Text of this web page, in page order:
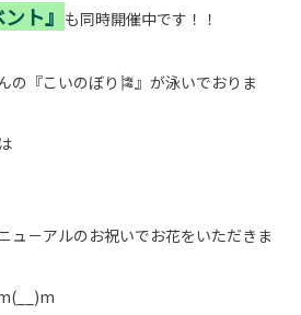
ト』 も同時開催中です！！
の『こいのぼり🎏』が泳いでおりま
ュ－アルのお祝いでお花をいただきま